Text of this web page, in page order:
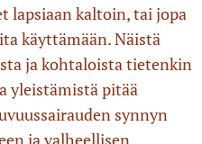
lapsiaan kaltoin, tai jopa
käyttämään. Näistä
ja kohtaloista tietenkin
yleistämistä pitää
synnyn
ja valheellisen